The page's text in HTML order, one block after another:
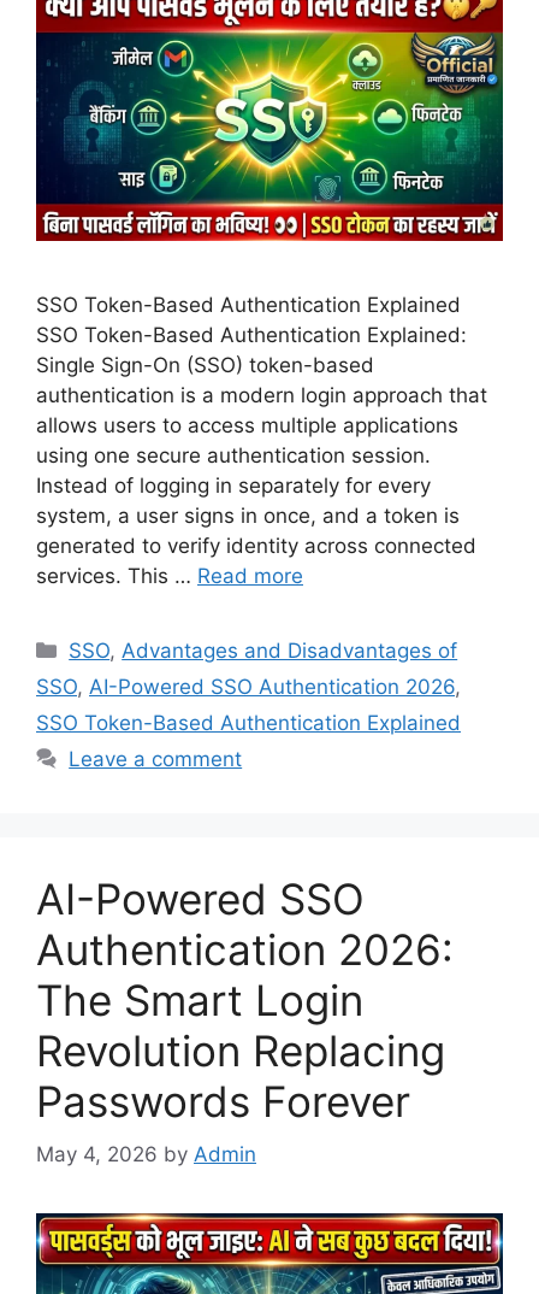
SSO Token-Based Authentication Explained
SSO Token-Based Authentication Explained:
Single Sign-On (SSO) token-based
authentication is a modern login approach that
allows users to access multiple applications
using one secure authentication session.
Instead of logging in separately for every
system, a user signs in once, and a token is
generated to verify identity across connected
services. This … Read more
Categories
SSO, Advantages and Disadvantages of
SSO, AI-Powered SSO Authentication 2026,
SSO Token-Based Authentication Explained
Leave a comment
AI-Powered SSO
Authentication 2026:
The Smart Login
Revolution Replacing
Passwords Forever
May 4, 2026 by Admin